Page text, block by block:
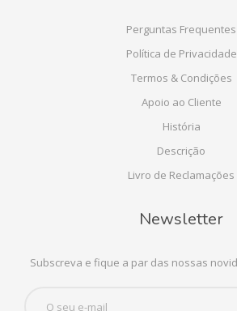
Perguntas Frequentes
Política de Privacidade
Termos & Condições
Apoio ao Cliente
História
Descrição
Livro de Reclamações
Newsletter
Subscreva e fique a par das nossas